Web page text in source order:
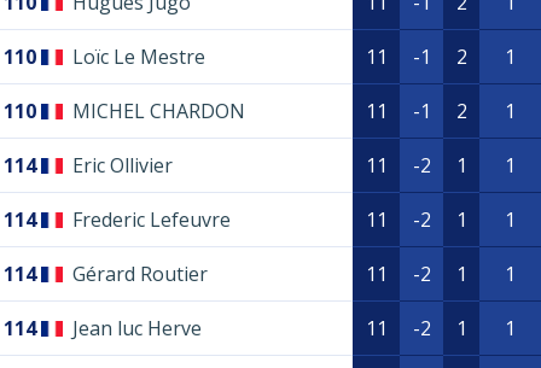
110 Loïc Le Mestre 11 -1 2 1
110 MICHEL CHARDON 11 -1 2 1
114 Eric Ollivier 11 -2 1 1
114 Frederic Lefeuvre 11 -2 1 1
114 Gérard Routier 11 -2 1 1
114 Jean luc Herve 11 -2 1 1